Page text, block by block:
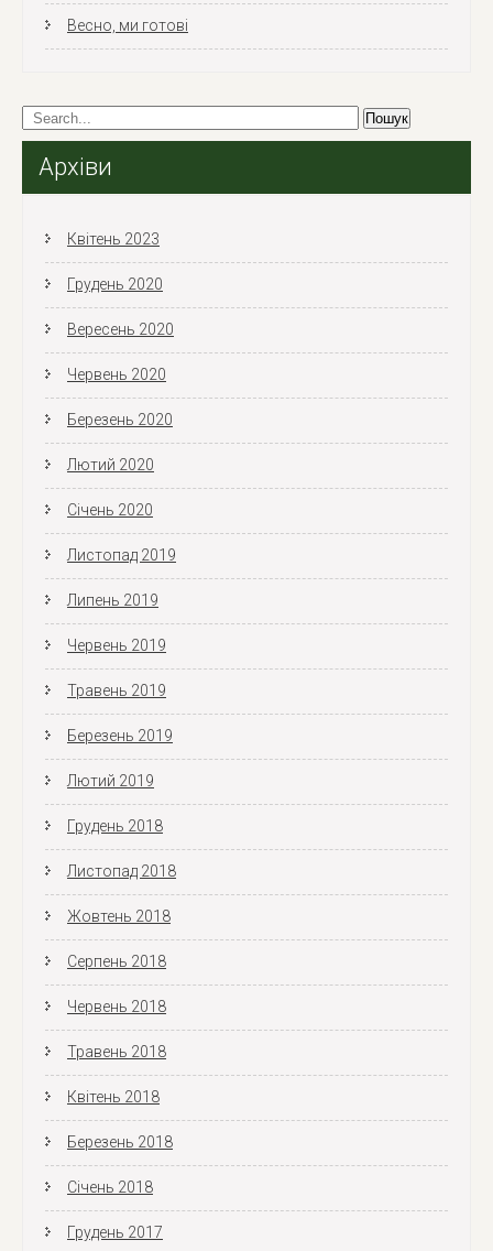
Весно, ми готові
Архіви
Квітень 2023
Грудень 2020
Вересень 2020
Червень 2020
Березень 2020
Лютий 2020
Січень 2020
Листопад 2019
Липень 2019
Червень 2019
Травень 2019
Березень 2019
Лютий 2019
Грудень 2018
Листопад 2018
Жовтень 2018
Серпень 2018
Червень 2018
Травень 2018
Квітень 2018
Березень 2018
Січень 2018
Грудень 2017